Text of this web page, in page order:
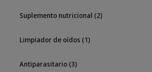
Suplemento nutricional (2)
Limpiador de oídos (1)
Antiparasitario (3)